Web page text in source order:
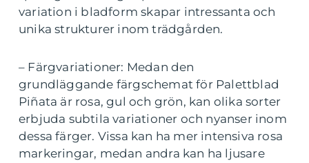
variation i bladform skapar intressanta och
unika strukturer inom trädgården.
– Färgvariationer: Medan den
grundläggande färgschemat för Palettblad
Piñata är rosa, gul och grön, kan olika sorter
erbjuda subtila variationer och nyanser inom
dessa färger. Vissa kan ha mer intensiva rosa
markeringar, medan andra kan ha ljusare